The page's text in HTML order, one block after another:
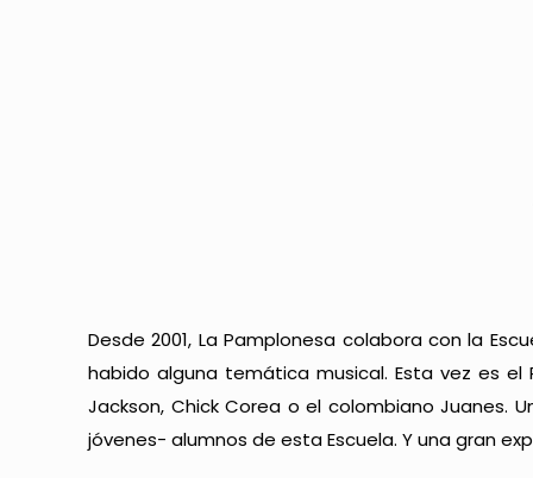
Desde 2001, La Pamplonesa colabora con la
habido alguna temática musical. Esta vez es el
Jackson, Chick Corea o el colombiano
jóvenes- alumnos de esta Escuela. Y una gran